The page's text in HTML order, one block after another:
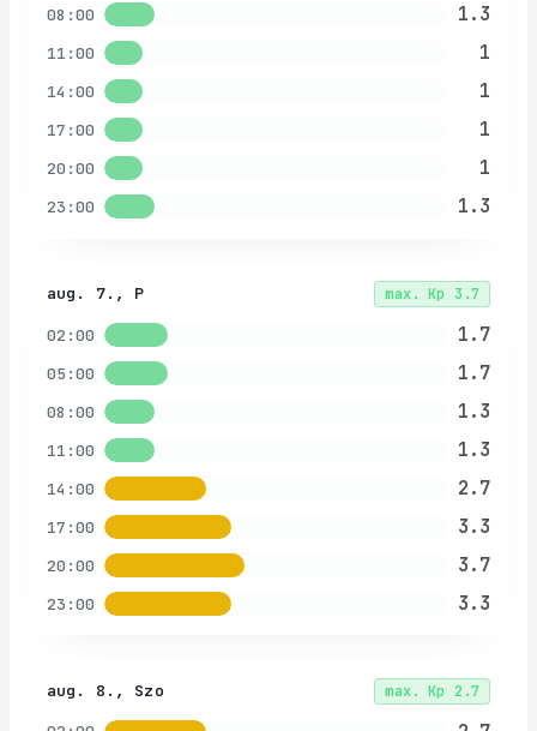
08:00 1.3
11:00 1
14:00 1
17:00 1
20:00 1
23:00 1.3
aug. 7., P max. Kp 3.7
02:00 1.7
05:00 1.7
08:00 1.3
11:00 1.3
14:00 2.7
17:00 3.3
20:00 3.7
23:00 3.3
aug. 8., Szo max. Kp 2.7